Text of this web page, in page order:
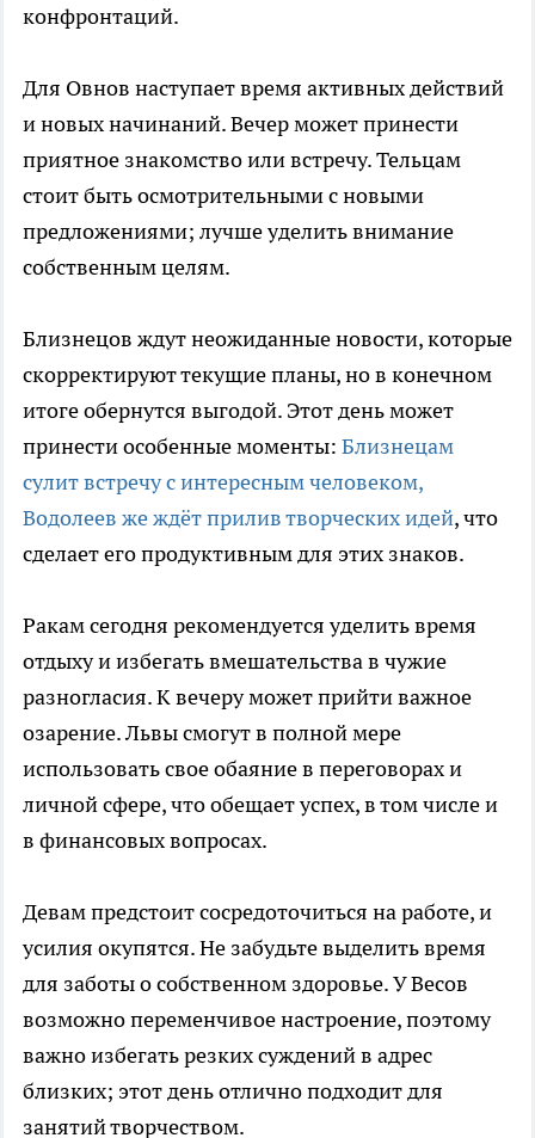
конфронтаций.
Для Овнов наступает время активных действий
и новых начинаний. Вечер может принести
приятное знакомство или встречу. Тельцам
стоит быть осмотрительными с новыми
предложениями; лучше уделить внимание
собственным целям.
Близнецов ждут неожиданные новости, которые
скорректируют текущие планы, но в конечном
итоге обернутся выгодой. Этот день может
принести особенные моменты: Близнецам
сулит встречу с интересным человеком,
Водолеев же ждёт прилив творческих идей, что
сделает его продуктивным для этих знаков.
Ракам сегодня рекомендуется уделить время
отдыху и избегать вмешательства в чужие
разногласия. К вечеру может прийти важное
озарение. Львы смогут в полной мере
использовать свое обаяние в переговорах и
личной сфере, что обещает успех, в том числе и
в финансовых вопросах.
Девам предстоит сосредоточиться на работе, и
усилия окупятся. Не забудьте выделить время
для заботы о собственном здоровье. У Весов
возможно переменчивое настроение, поэтому
важно избегать резких суждений в адрес
близких; этот день отлично подходит для
занятий творчеством.